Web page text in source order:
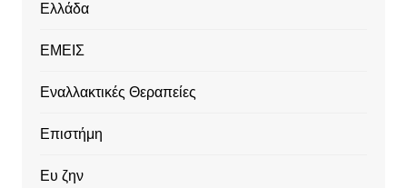
Ελλάδα
ΕΜΕΙΣ
Εναλλακτικές Θεραπείες
Επιστήμη
Ευ ζην